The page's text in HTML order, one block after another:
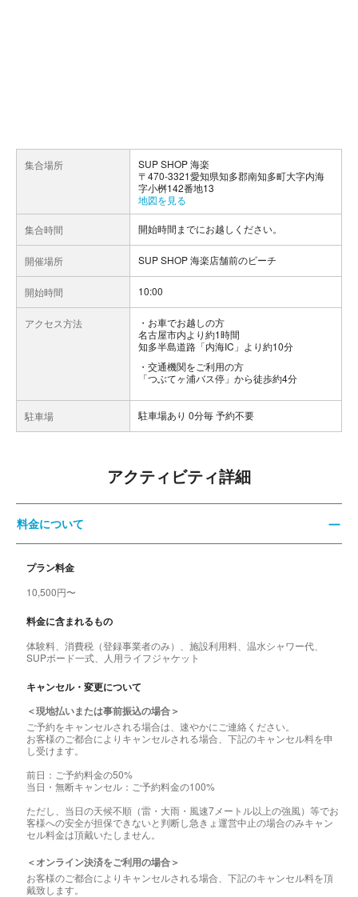
集合場所
SUP SHOP 海楽
〒470-3321愛知県知多郡南知多町大字内海
字小桝142番地13
地図を見る
集合時間 開始時間までにお越しください。
開催場所 SUP SHOP 海楽店舗前のビーチ
開始時間 10:00
アクセス方法
お車でお越しの方
名古屋市内より約1時間
知多半島道路「内海IC」より約10分
交通機関をご利用の方
「つぶてヶ浦バス停」から徒歩約4分
駐車場 駐車場あり 0分毎 予約不要
アクティビティ詳細
料金について
プラン料金
10,500円〜
料金に含まれるもの
体験料、消費税（登録事業者のみ）、施設利用料、温水シャワー代、
SUPボード一式、人用ライフジャケット
キャンセル・変更について
＜現地払いまたは事前振込の場合＞
ご予約をキャンセルされる場合は、速やかにご連絡ください。
お客様のご都合によりキャンセルされる場合、下記のキャンセル料を申
し受けます。
前日：ご予約料金の50%
当日・無断キャンセル：ご予約料金の100%
ただし、当日の天候不順（雷・大雨・風速7メートル以上の強風）等でお
客様への安全が担保できないと判断し急きょ運営中止の場合のみキャン
セル料金は頂戴いたしません。
＜オンライン決済をご利用の場合＞
お客様のご都合によりキャンセルされる場合、下記のキャンセル料を頂
戴致します。